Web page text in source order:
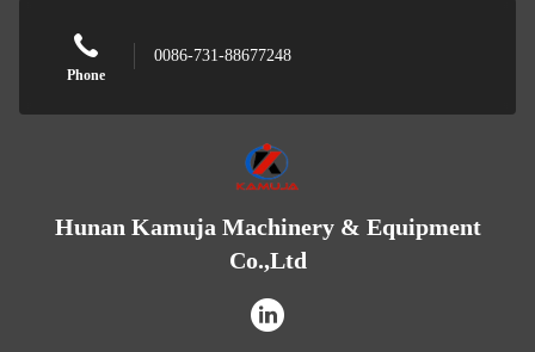
Phone
0086-731-88677248
Hunan Kamuja Machinery & Equipment
Co.,Ltd